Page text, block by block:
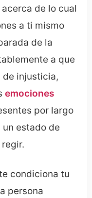
de lo cual
a ti mismo
de la
a que
de injusticia,
emociones
por largo
estado de
condiciona tu
persona